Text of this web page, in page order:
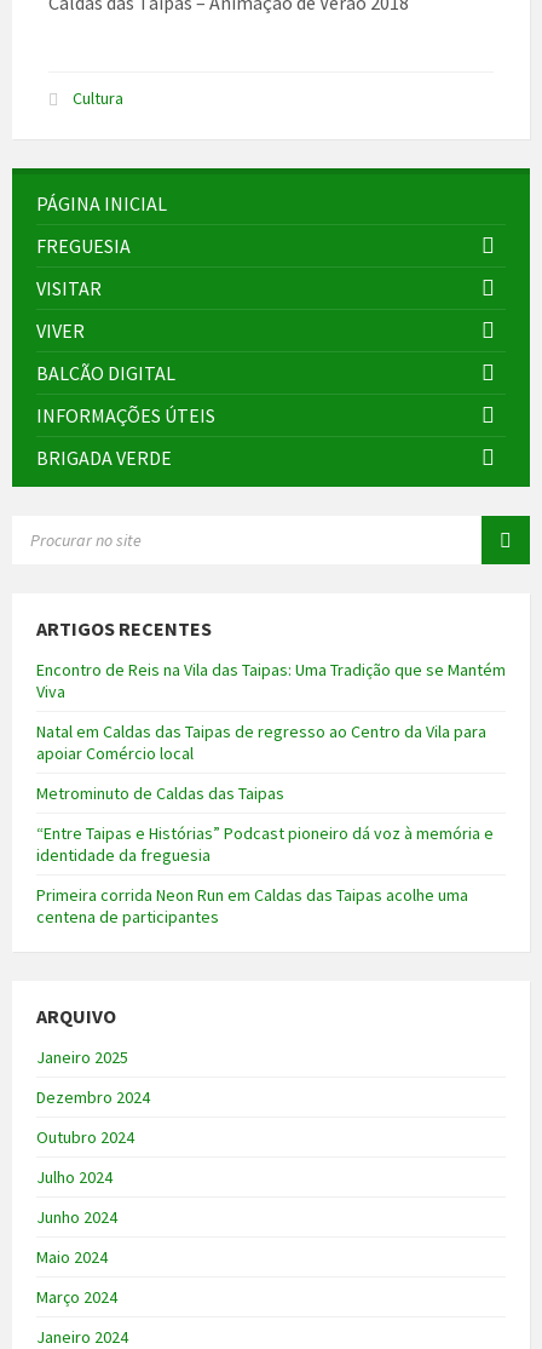
Cultura
PÁGINA INICIAL
FREGUESIA
VISITAR
VIVER
BALCÃO DIGITAL
INFORMAÇÕES ÚTEIS
BRIGADA VERDE
ARTIGOS RECENTES
Encontro de Reis na Vila das Taipas: Uma Tradição que se Mantém
Viva
Natal em Caldas das Taipas de regresso ao Centro da Vila para
apoiar Comércio local
Metrominuto de Caldas das Taipas
“Entre Taipas e Histórias” Podcast pioneiro dá voz à memória e
identidade da freguesia
Primeira corrida Neon Run em Caldas das Taipas acolhe uma
centena de participantes
ARQUIVO
Janeiro 2025
Dezembro 2024
Outubro 2024
Julho 2024
Junho 2024
Maio 2024
Março 2024
Janeiro 2024